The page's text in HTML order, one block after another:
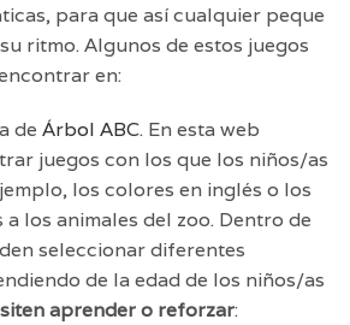
para que así cualquier peque
ritmo. Algunos de estos juegos
en:
de Árbol ABC. En esta web
juegos con los que los niños/as
los colores en inglés o los
los animales del zoo. Dentro de
seleccionar diferentes
de la edad de los niños/as
aprender o reforzar: